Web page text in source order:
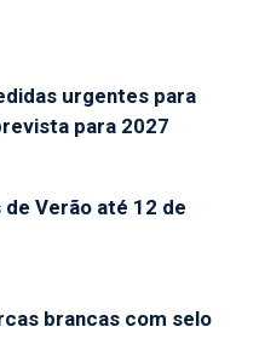
urgentes para
para 2027
Verão até 12 de
brancas com selo